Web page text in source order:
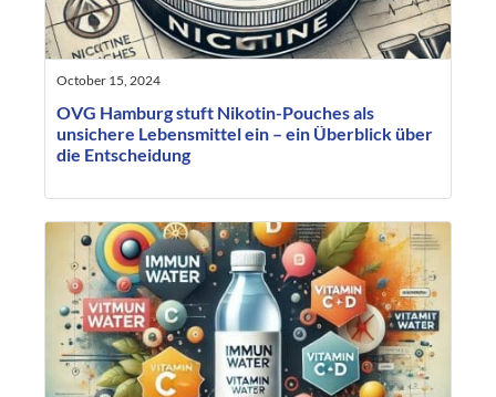
October 15, 2024
OVG Hamburg stuft Nikotin-Pouches als
unsichere Lebensmittel ein – ein Überblick über
die Entscheidung